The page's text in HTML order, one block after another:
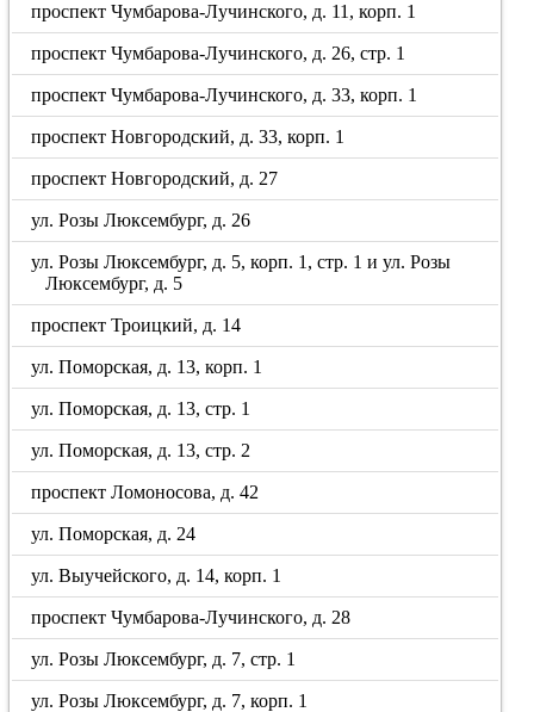
проспект Чумбарова-Лучинского, д. 11, корп. 1
проспект Чумбарова-Лучинского, д. 26, стр. 1
проспект Чумбарова-Лучинского, д. 33, корп. 1
проспект Новгородский, д. 33, корп. 1
проспект Новгородский, д. 27
ул. Розы Люксембург, д. 26
ул. Розы Люксембург, д. 5, корп. 1, стр. 1 и ул. Розы
Люксембург, д. 5
проспект Троицкий, д. 14
ул. Поморская, д. 13, корп. 1
ул. Поморская, д. 13, стр. 1
ул. Поморская, д. 13, стр. 2
проспект Ломоносова, д. 42
ул. Поморская, д. 24
ул. Выучейского, д. 14, корп. 1
проспект Чумбарова-Лучинского, д. 28
ул. Розы Люксембург, д. 7, стр. 1
ул. Розы Люксембург, д. 7, корп. 1